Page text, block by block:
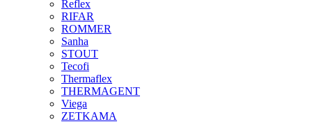
Reflex
RIFAR
ROMMER
Sanha
STOUT
Tecofi
Thermaflex
THERMAGENT
Viega
ZETKAMA